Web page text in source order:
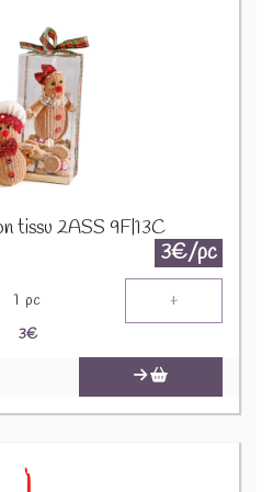
tissu 2ASS 9F|13C
3€/pc
1 pc +
3€